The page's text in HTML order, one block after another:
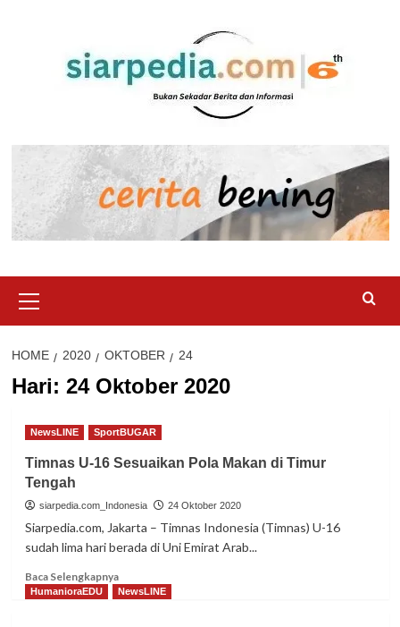
Menu
HOME 2020 OKTOBER 24
Hari: 24 Oktober 2020
NewsLINE SportBUGAR
Timnas U-16 Sesuaikan Pola Makan di Timur
Tengah
siarpedia.com_Indonesia 24 Oktober 2020
Siarpedia.com, Jakarta – Timnas Indonesia (Timnas) U-16
sudah lima hari berada di Uni Emirat Arab...
Baca SelengkapnyaRead
more
HumanioraEDU NewsLINE